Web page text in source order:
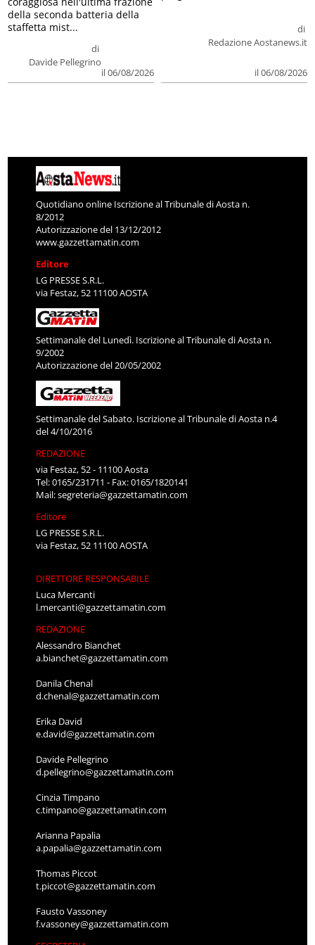
di
Davide Pellegrino
il 06/08/2026
della seconda batteria della
staffetta mist...
di
Redazione Aostanews.it
il 06/08/2026
Quotidiano online Iscrizione al Tribunale di Aosta n.
8/2012
Autorizzazione del 13/12/2012
www.gazzettamatin.com
Editore
LG PRESSE S.R.L.
via Festaz, 52 11100 AOSTA
Settimanale del Lunedì. Iscrizione al Tribunale di Aosta n.
9/2002
Autorizzazione del 20/05/2002
Settimanale del Sabato. Iscrizione al Tribunale di Aosta n.4
del 4/10/2016
REDAZIONE
via Festaz, 52 - 11100 Aosta
Tel: 0165/231711 - Fax: 0165/1820141
Mail:segreteria@gazzettamatin.com
Editore
LG PRESSE S.R.L.
via Festaz, 52 11100 AOSTA
DIRETTORE RESPONSABILE
Luca Mercanti
l.mercanti@gazzettamatin.com
REDAZIONE
Alessandro Bianchet
a.bianchet@gazzettamatin.com
Danila Chenal
d.chenal@gazzettamatin.com
Erika David
e.david@gazzettamatin.com
Davide Pellegrino
d.pellegrino@gazzettamatin.com
Cinzia Timpano
c.timpano@gazzettamatin.com
Arianna Papalia
a.papalia@gazzettamatin.com
Thomas Piccot
t.piccot@gazzettamatin.com
Fausto Vassoney
f.vassoney@gazzettamatin.com